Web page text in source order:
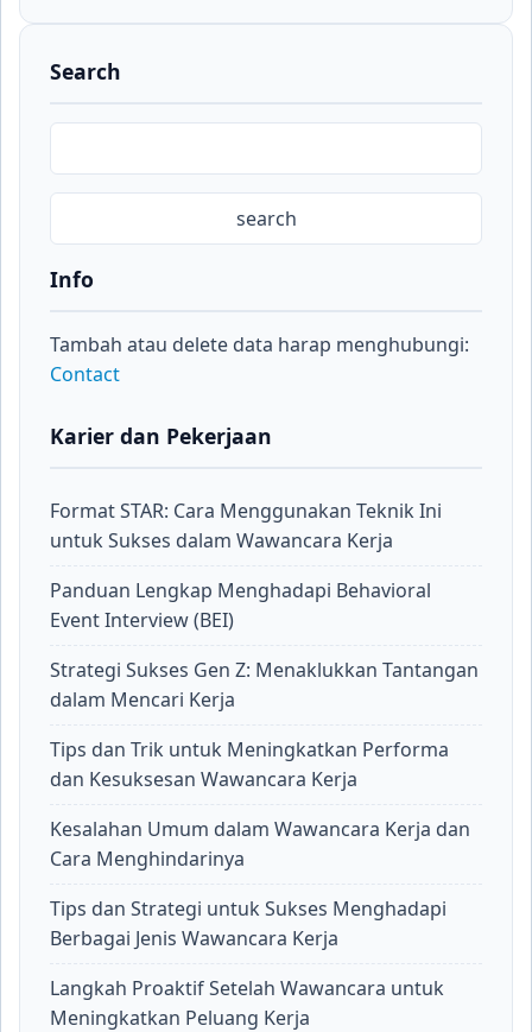
Search
Info
Tambah atau delete data harap menghubungi:
Contact
Karier dan Pekerjaan
Format STAR: Cara Menggunakan Teknik Ini
untuk Sukses dalam Wawancara Kerja
Panduan Lengkap Menghadapi Behavioral
Event Interview (BEI)
Strategi Sukses Gen Z: Menaklukkan Tantangan
dalam Mencari Kerja
Tips dan Trik untuk Meningkatkan Performa
dan Kesuksesan Wawancara Kerja
Kesalahan Umum dalam Wawancara Kerja dan
Cara Menghindarinya
Tips dan Strategi untuk Sukses Menghadapi
Berbagai Jenis Wawancara Kerja
Langkah Proaktif Setelah Wawancara untuk
Meningkatkan Peluang Kerja